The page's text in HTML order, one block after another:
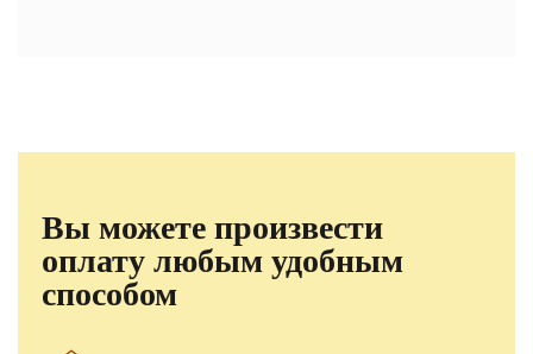
Вы можете произвести
оплату любым удобным
способом